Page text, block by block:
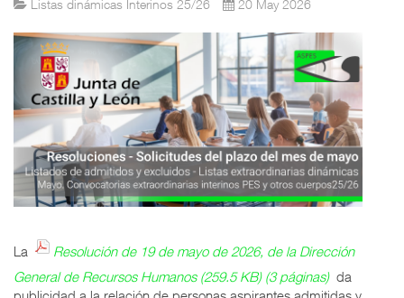
Listas dinámicas Interinos 25/26 20 May 2026
La
Resolución de 19 de mayo de 2026, de la Dirección
General de Recursos Humanos (259.5 KB) (3 páginas) da